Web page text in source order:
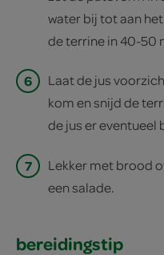
water bij tot aan
de terrine in 40-50
6
Laat de jus
kom en snijd de
de jus er eventueel
7
Lekker met brood
een salade.
bereidingstip